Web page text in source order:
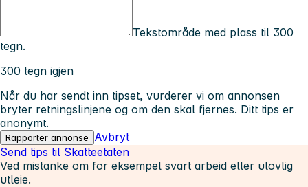
Tekstområde med plass til 300
tegn.
300 tegn igjen
Når du har sendt inn tipset, vurderer vi om annonsen
bryter retningslinjene og om den skal fjernes. Ditt tips er
anonymt.
Rapporter annonse
Avbryt
Send tips til Skatteetaten
Ved mistanke om for eksempel svart arbeid eller ulovlig
utleie.